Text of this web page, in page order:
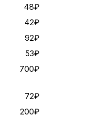
48₽
42₽
92₽
53₽
700₽
72₽
200₽